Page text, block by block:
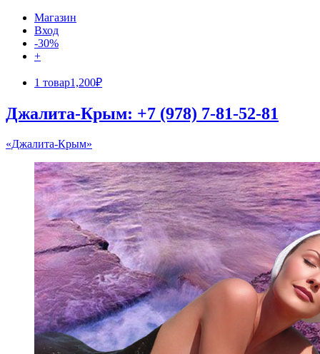
Магазин
Вход
-30%
+
1 товар1,200₽
Джалита-Крым: +7 (978) 7-81-52-81
«Джалита-Крым»